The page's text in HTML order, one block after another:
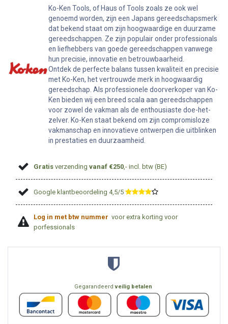
Ko-Ken Tools, of Haus of Tools zoals ze ook wel
genoemd worden, zijn een Japans gereedschapsmerk
dat bekend staat om zijn hoogwaardige en duurzame
gereedschappen. Ze zijn populair onder professionals
en liefhebbers van goede gereedschappen vanwege
hun precisie, innovatie en betrouwbaarheid.
Ontdek de perfecte balans tussen kwaliteit en precisie
met Ko-Ken, het vertrouwde merk in hoogwaardig
gereedschap. Als professionele doorverkoper van Ko-
Ken bieden wij een breed scala aan gereedschappen
voor zowel de vakman als de enthousiaste doe-het-
zelver. Ko-Ken staat bekend om zijn compromisloze
vakmanschap en innovatieve ontwerpen die uitblinken
in prestaties en duurzaamheid.
Gratis verzendingvanaf €250 ,- incl. btw (BE)
Google klantbeoordeling 4,5/5 ​
Log in met btw nummer voor extra korting voor
porfessionals
Gegarandeerdveilig betalen